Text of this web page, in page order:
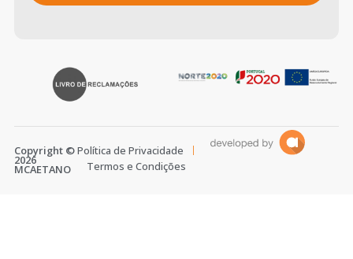
Copyright ©
2026
MCAETANO
Política de Privacidade
Termos e Condições